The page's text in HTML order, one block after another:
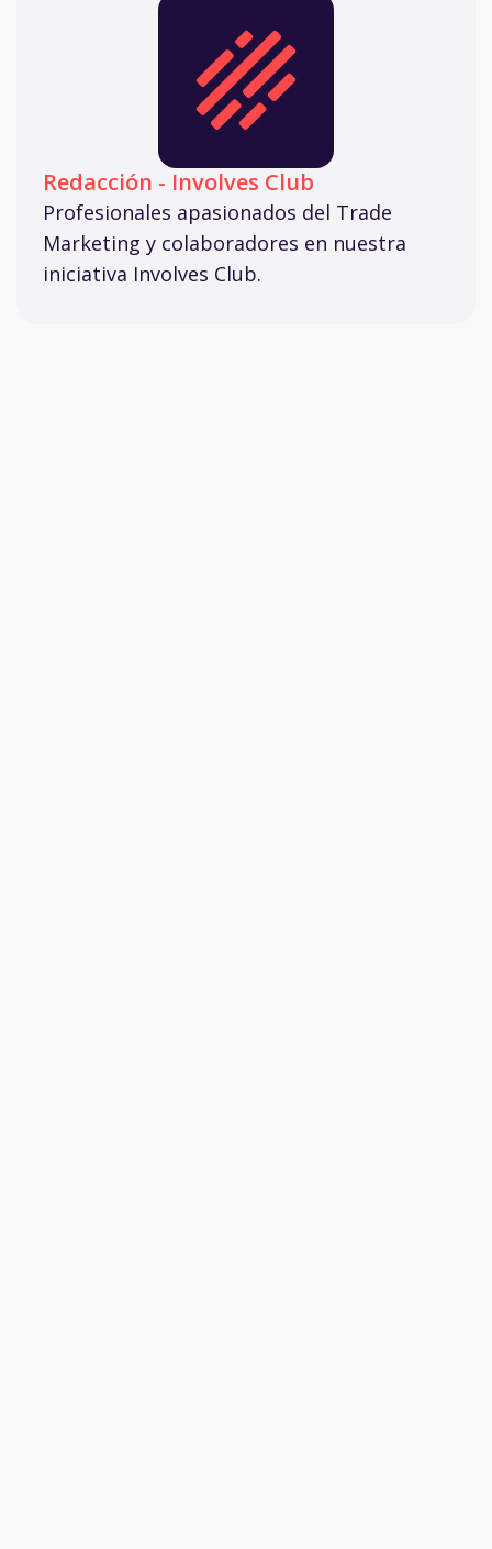
Redacción - Involves Club
Profesionales apasionados del Trade
Marketing y colaboradores en nuestra
iniciativa Involves Club.